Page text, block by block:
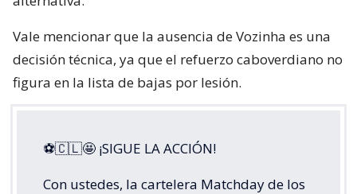
Vale mencionar que la ausencia de Vozinha es una
decisión técnica, ya que el refuerzo caboverdiano no
figura en la lista de bajas por lesión.
⚽🇨🇱🤩 ¡SIGUE LA ACCIÓN!
Con ustedes, la cartelera Matchday de los